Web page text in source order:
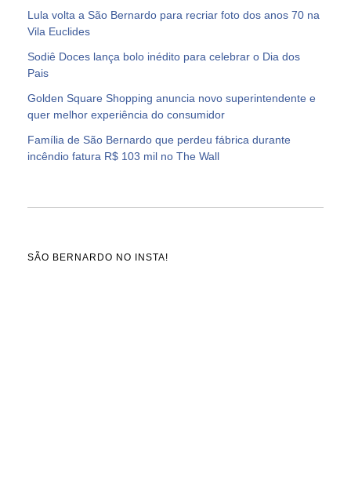
Lula volta a São Bernardo para recriar foto dos anos 70 na
Vila Euclides
Sodiê Doces lança bolo inédito para celebrar o Dia dos
Pais
Golden Square Shopping anuncia novo superintendente e
quer melhor experiência do consumidor
Família de São Bernardo que perdeu fábrica durante
incêndio fatura R$ 103 mil no The Wall
SÃO BERNARDO NO INSTA!